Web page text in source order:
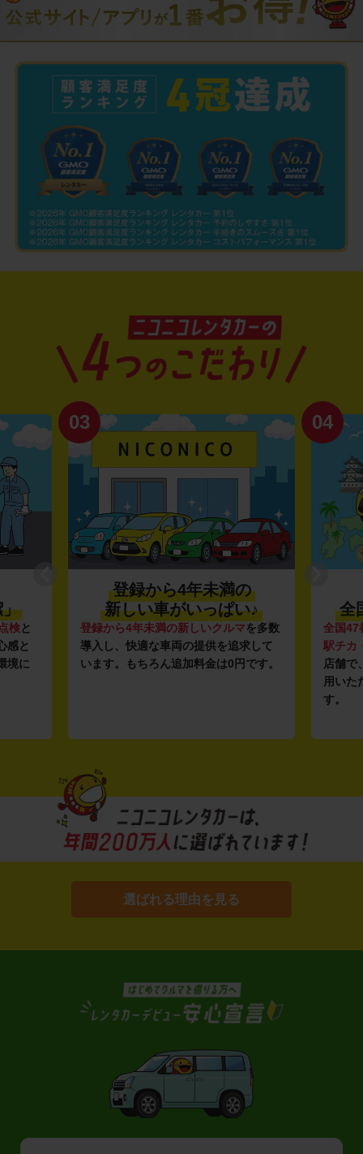
」
検と
感と
境に
03
登録から4年未満の
新しい車がいっぱい♪
登録から4年未満の新しいクルマを多数
導入し、快適な車両の提供を追求して
います。もちろん追加料金は0円です。
04
全
全国47
駅チカ
店舗で
用いた
す。
選ばれる理由を見る